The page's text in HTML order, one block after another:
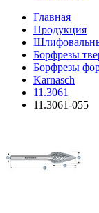
Главная
Продукция
Борфрезы
Борфрезы
Karnasch
11.3061
11.3061-055